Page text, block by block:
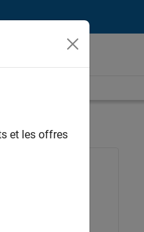
et les offres